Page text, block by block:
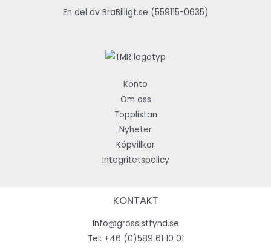
En del av BraBilligt.se (559115-0635)
Konto
Om oss
Topplistan
Nyheter
Köpvillkor
Integritetspolicy
KONTAKT
info@grossistfynd.se
Tel: +46 (0)589 61 10 01